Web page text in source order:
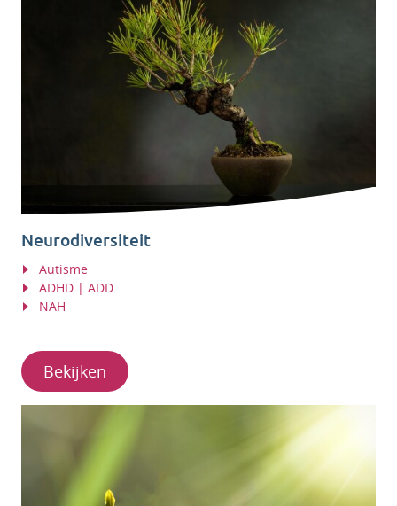
Neurodiversiteit
Autisme
ADHD | ADD
NAH
Bekijken